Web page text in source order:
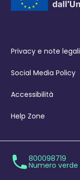
Privacy e note legali
Social Media Policy
Accessibilità
Help Zone
800098719
Numero verde